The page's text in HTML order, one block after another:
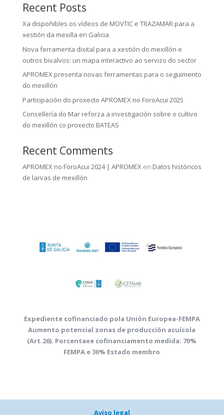
Recent Posts
Xa dispoñibles os vídeos de MOVTIC e TRAZAMAR para a
xestión da mexilla en Galicia
Nova ferramenta dixital para a xestión do mexillón e
outros bivalvos: un mapa interactivo ao servizo do sector
APROMEX presenta novas ferramentas para o seguimento
do mexillón
Participación do proxecto APROMEX no ForoAcui 2025
Consellería do Mar reforza a investigación sobre o cultivo
do mexillón co proxecto BATEAS
Recent Comments
APROMEX no ForoAcui 2024 | APROMEXen Datos históricos
de larvas de mexillón
Expediente cofinanciado pola Unión Europea-FEMPA
Aumento potencial zonas de producción acuícola
(Art.26). Porcentaxe cofinanciamento medida: 70%
FEMPA e 30% Estado membro
Aviso legal